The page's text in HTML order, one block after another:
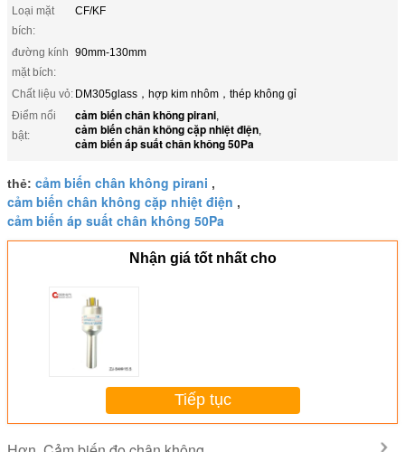
Loại mặt
bích:
CF/KF
đường kính
mặt bích:
90mm-130mm
Chất liệu vỏ: DM305glass，hợp kim nhôm，thép không gỉ
Điểm nổi
bật:
cảm biến chân không pirani,
cảm biến chân không cặp nhiệt điện,
cảm biến áp suất chân không 50Pa
thẻ: cảm biến chân không pirani ,
cảm biến chân không cặp nhiệt điện ,
cảm biến áp suất chân không 50Pa
Nhận giá tốt nhất cho
Tiếp tục